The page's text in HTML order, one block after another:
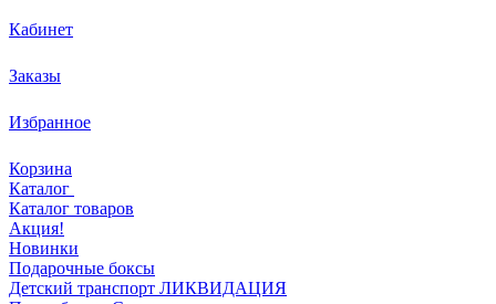
Кабинет
Заказы
Избранное
Корзина
Каталог
Каталог товаров
Акция!
Новинки
Подарочные боксы
Детский транспорт ЛИКВИДАЦИЯ